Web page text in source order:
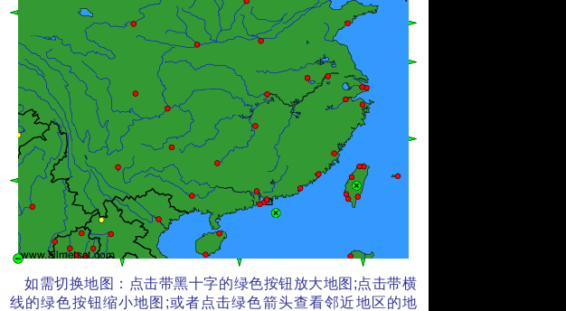
如需切换地图：点击带黑十字的绿色按钮放大地图;点击带横
线的绿色按钮缩小地图;或者点击绿色箭头查看邻近地区的地